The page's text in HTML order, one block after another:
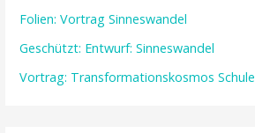
Folien: Vortrag Sinneswandel
Geschützt: Entwurf: Sinneswandel
Vortrag: Transformationskosmos Schule